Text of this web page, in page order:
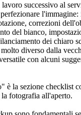
successivo al
correzioni
del bianco,
dei chiaro
diverso dalla
con alcuni
la sezione checklist
fotografia all'aperto.